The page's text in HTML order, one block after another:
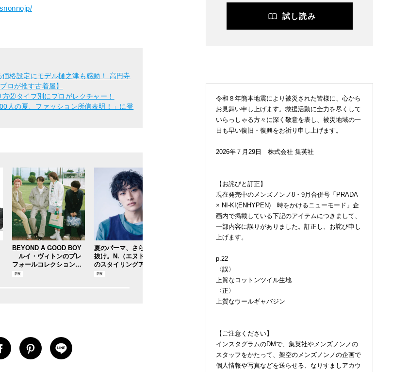
格設定にモデル樋之津も感動！ 高円寺
ロが推す古着屋】
方②タイプ別にプロがレクチャー！
人の夏、ファッション所信表明！」に登
BEYOND A GOOD BOY
ルイ・ヴィトンのプレ
フォールコレクションが
描くプレッピースタイル
夏のパーマ、さらにあか
抜け。N.（エヌドット）
のスタイリングアイテム
で作る旬ヘアのテクニッ
」のムードが買える!? セ
レクトショップ「THE T
OKYO」 の別注アイテム
は争奪戦必至！
リット
試し読み
令和８年熊本地震により被災された皆様に、心から
お見舞い申し上げます。救援活動に全力を尽くして
いらっしゃる方々に深く敬意を表し、被災地域の一
日も早い復旧・復興をお祈り申し上げます。
2026年７月29日 株式会社 集英社
【お詫びと訂正】
現在発売中のメンズノンノ8・9月合併号「PRADA
× NI-KI(ENHYPEN) 時をかけるニューモード」企
画内で掲載している下記のアイテムにつきまして、
一部内容に誤りがありました。訂正し、お詫び申し
上げます。
p.22
〈誤〉
上質なコットンツイル生地
〈正〉
上質なウールギャバジン
【ご注意ください】
インスタグラムのDMで、集英社やメンズノンノの
スタッフをかたって、架空のメンズノンノの企画で
個人情報や写真などを送らせる、なりすましアカウ